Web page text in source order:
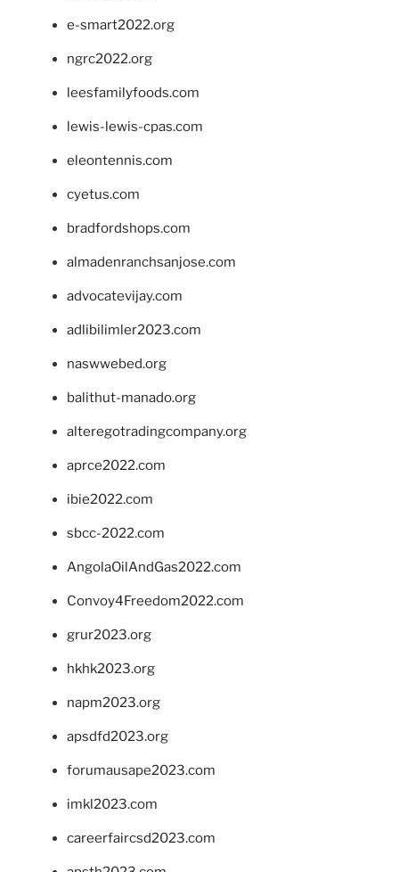
e-smart2022.org
ngrc2022.org
leesfamilyfoods.com
lewis-lewis-cpas.com
eleontennis.com
cyetus.com
bradfordshops.com
almadenranchsanjose.com
advocatevijay.com
adlibilimler2023.com
naswwebed.org
balithut-manado.org
alteregotradingcompany.org
aprce2022.com
ibie2022.com
sbcc-2022.com
AngolaOilAndGas2022.com
Convoy4Freedom2022.com
grur2023.org
hkhk2023.org
napm2023.org
apsdfd2023.org
forumausape2023.com
imkl2023.com
careerfaircsd2023.com